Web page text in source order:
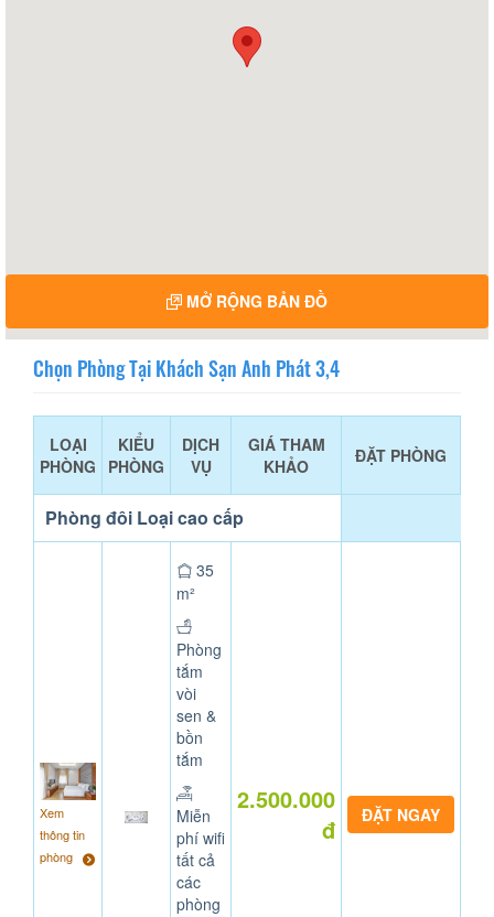
MỞ RỘNG BẢN ĐỒ
Chọn Phòng Tại Khách Sạn Anh Phát 3,4
LOẠI
PHÒNG
KIỂU
PHÒNG
DỊCH
VỤ
GIÁ THAM
KHẢO
ĐẶT PHÒNG
Phòng đôi Loại cao cấp
Xem
thông tin
phòng
35
m²
Phòng
tắm
vòi
sen &
bồn
tắm
Miễn
phí wifi
tất cả
các
phòng
2.500.000
đ